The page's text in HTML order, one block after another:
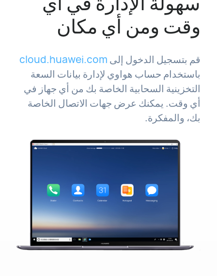
وقت ومن أي مكان
قم بتسجيل الدخول إلى cloud.huawei.com
باستخدام حساب هواوي لإدارة بيانات السعة
التخزينية السحابية الخاصة بك من أي جهاز في
أي وقت. يمكنك عرض جهات الاتصال الخاصة
بك، والمفكرة.